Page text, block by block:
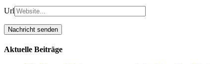
Url
Aktuelle Beiträge